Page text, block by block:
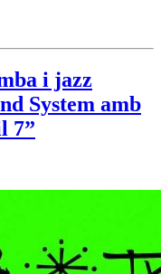
i jazz
System amb
7”